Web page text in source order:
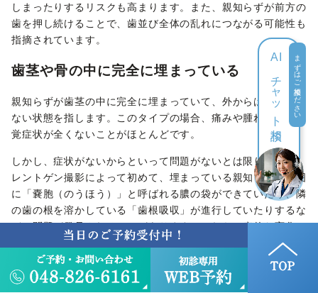
AI
チャット
相談
まずはご相談ください
しまったりするリスクも高まります。また、親知らずが前方の
歯を押し続けることで、歯並び全体の乱れにつながる可能性も
指摘されています。
歯茎や骨の中に完全に埋まっている
親知らずが歯茎の中に完全に埋まっていて、外からは全く見え
ない状態を指します。このタイプの場合、痛みや腫れなどの自
覚症状が全くないことがほとんどです。
しかし、症状がないからといって問題がないとは限りません。
レントゲン撮影によって初めて、埋まっている親知らずの周囲
に「嚢胞（のうほう）」と呼ばれる膿の袋ができていたり、隣
の歯の根を溶かしている「歯根吸収」が進行していたりするな
どの問題が発見されることがあります。これらの病的な変化
は、放置すると顎の骨を広範囲にわたって破壊する可能性もあ
るため注意が必要です。
自覚症状がない場合でも、定期的な歯科検診とレントゲン検査